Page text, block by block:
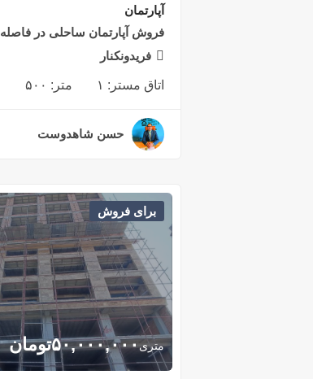
آپارتمان
فروش آپارتمان ساحلی در فاصله ۱۰۰ متری از دریا
فریدونکنار
اتاق مستر: ۱ متر: ۵۰۰
حسن شاهدوست
برای فروش
متری۵۰,۰۰۰,۰۰۰تومان